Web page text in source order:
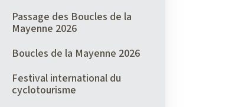
Passage des Boucles de la
Mayenne 2026
Boucles de la Mayenne 2026
Festival international du
cyclotourisme